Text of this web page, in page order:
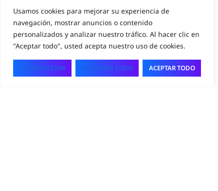
Usamos cookies para mejorar su experiencia de
navegación, mostrar anuncios o contenido
personalizados y analizar nuestro tráfico. Al hacer clic en
"Aceptar todo", usted acepta nuestro uso de cookies.
PERSONALIZAR RECHAZAR TODO ACEPTAR TODO